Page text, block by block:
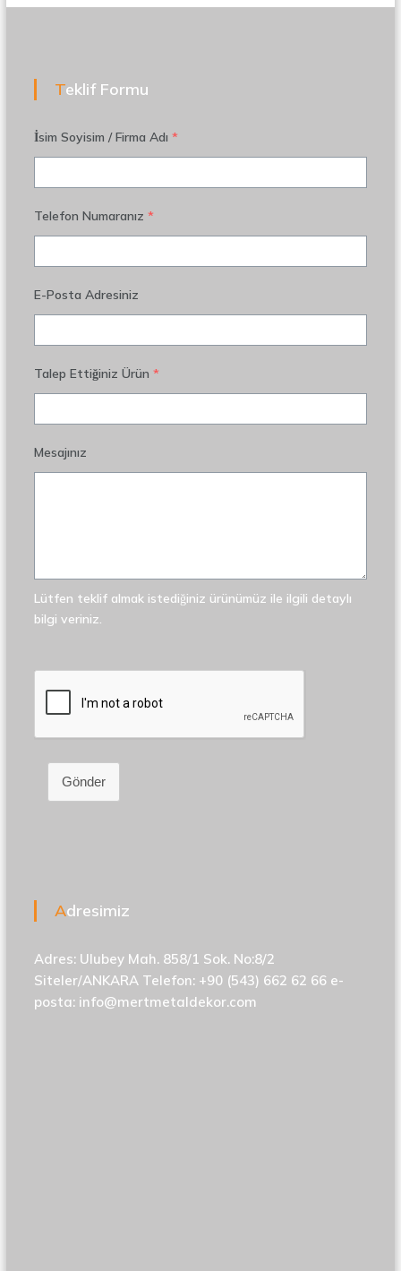
Teklif Formu
İsim Soyisim / Firma Adı *
Telefon Numaranız *
E-Posta Adresiniz
Talep Ettiğiniz Ürün *
Mesajınız
Lütfen teklif almak istediğiniz ürünümüz ile ilgili detaylı
bilgi veriniz.
Gönder
Adresimiz
Adres: Ulubey Mah. 858/1 Sok. No:8/2
Siteler/ANKARA Telefon: +90 (543) 662 62 66 e-
posta: info@mertmetaldekor.com